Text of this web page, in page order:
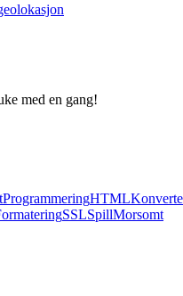
med en gang!
ProgrammeringHTML
SSLSpillMorsomt